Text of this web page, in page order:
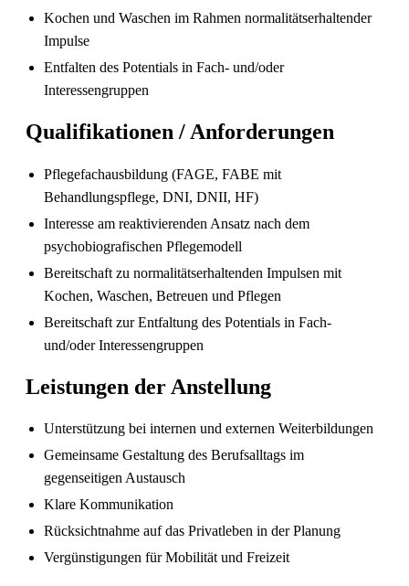
Arbeitsbedingungen in der Pflege in der
Pflegefachperson Schweiz: Anerkennung &
Die gefragtesten Gesundheitsberufe in der
Schweiz im Jahr 2026
Kochen und Waschen im Rahmen normalitätserhaltender
Impulse
Entfalten des Potentials in Fach- und/oder
Interessengruppen
Qualifikationen / Anforderungen
Pflegefachausbildung (FAGE, FABE mit
Behandlungspflege, DNI, DNII, HF)
Interesse am reaktivierenden Ansatz nach dem
psychobiografischen Pflegemodell
Bereitschaft zu normalitätserhaltenden Impulsen mit
Kochen, Waschen, Betreuen und Pflegen
Bereitschaft zur Entfaltung des Potentials in Fach-
und/oder Interessengruppen
Leistungen der Anstellung
Unterstützung bei internen und externen Weiterbildungen
Gemeinsame Gestaltung des Berufsalltags im
gegenseitigen Austausch
Klare Kommunikation
Rücksichtnahme auf das Privatleben in der Planung
Vergünstigungen für Mobilität und Freizeit